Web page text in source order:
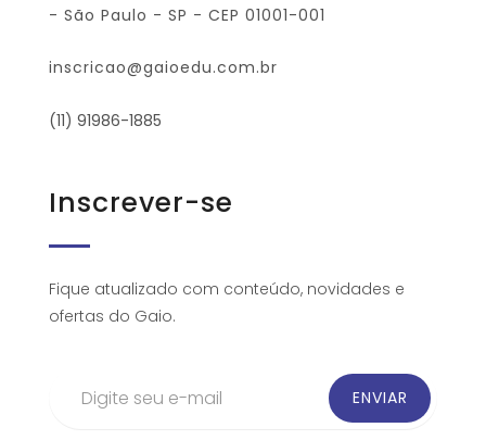
- São Paulo - SP - CEP 01001-001
inscricao@gaioedu.com.br
(11) 91986-1885
Inscrever-se
Fique atualizado com conteúdo, novidades e
ofertas do Gaio.